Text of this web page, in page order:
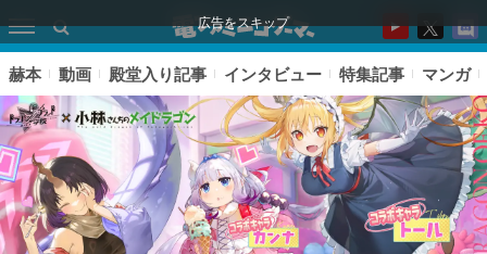
広告をスキップ
赫本 動画 殿堂入り記事 インタビュー 特集記事 マンガ